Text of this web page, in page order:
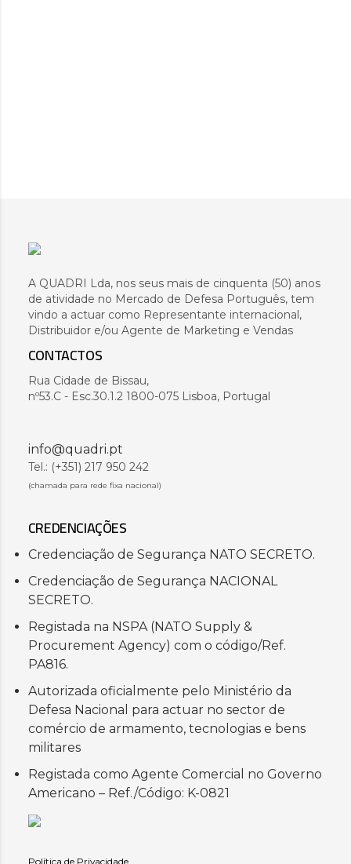
A QUADRI Lda, nos seus mais de cinquenta (50) anos
de atividade no Mercado de Defesa Português, tem
vindo a actuar como Representante internacional,
Distribuidor e/ou Agente de Marketing e Vendas
CONTACTOS
Rua Cidade de Bissau,
nº53.C - Esc.30.1.2 1800-075 Lisboa, Portugal
info@quadri.pt
Tel.: (+351) 217 950 242
(chamada para rede fixa nacional)
CREDENCIAÇÕES
Credenciação de Segurança NATO SECRETO.
Credenciação de Segurança NACIONAL
SECRETO.
Registada na NSPA (NATO Supply &
Procurement Agency) com o código/Ref.
PA816.
Autorizada oficialmente pelo Ministério da
Defesa Nacional para actuar no sector de
comércio de armamento, tecnologias e bens
militares
Registada como Agente Comercial no Governo
Americano – Ref./Código: K-0821
Política de Privacidade